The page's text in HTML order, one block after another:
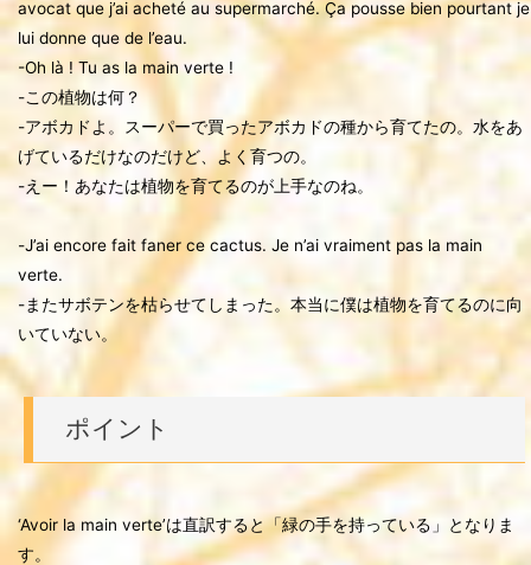
avocat que j’ai acheté au supermarché. Ça pousse bien pourtant je
lui donne que de l’eau.
-Oh là ! Tu as la main verte !
-この植物は何？
-アボカドよ。スーパーで買ったアボカドの種から育てたの。水をあ
げているだけなのだけど、よく育つの。
-えー！あなたは植物を育てるのが上手なのね。
-J’ai encore fait faner ce cactus. Je n’ai vraiment pas la main
verte.
-またサボテンを枯らせてしまった。本当に僕は植物を育てるのに向
いていない。
ポイント
‘Avoir la main verte’は直訳すると「緑の手を持っている」となりま
す。